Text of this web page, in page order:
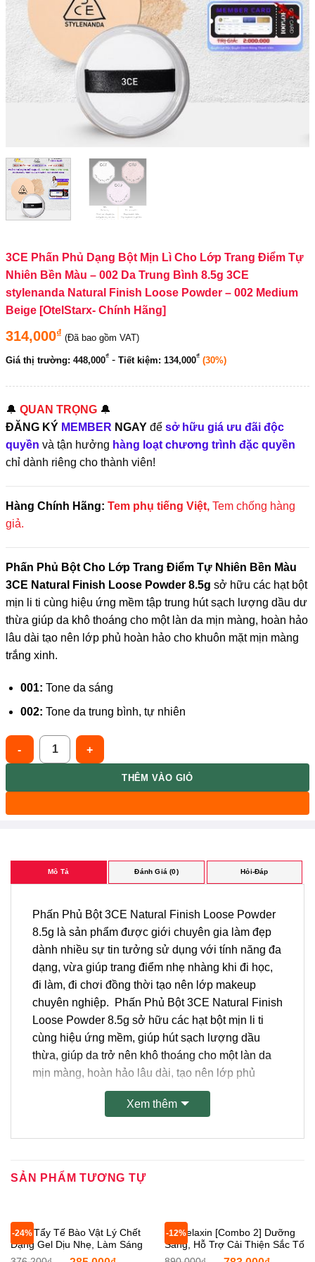
3CE Phấn Phủ Dạng Bột Mịn Lì Cho Lớp Trang Điểm Tự
Nhiên Bền Màu – 002 Da Trung Bình 8.5g 3CE
stylenanda Natural Finish Loose Powder – 002 Medium
Beige [OtelStarx- Chính Hãng]
314,000₫ (Đã bao gồm VAT)
Giá thị trường: 448,000₫ - Tiết kiệm: 134,000₫ (30%)
🔔 QUAN TRỌNG 🔔
ĐĂNG KÝ MEMBER NGAY để sở hữu giá ưu đãi độc
quyền và tận hưởng hàng loạt chương trình đặc quyền
chỉ dành riêng cho thành viên!
Hàng Chính Hãng: Tem phụ tiếng Việt, Tem chống hàng
giả.
Phấn Phủ Bột Cho Lớp Trang Điểm Tự Nhiên Bền Màu
3CE Natural Finish Loose Powder 8.5g sở hữu các hạt bột
mịn li ti cùng hiệu ứng mềm tập trung hút sạch lượng dầu dư
thừa giúp da khô thoáng cho một làn da mịn màng, hoàn hảo
lâu dài tạo nên lớp phủ hoàn hảo cho khuôn mặt mịn màng
trắng xinh.
001: Tone da sáng
002: Tone da trung bình, tự nhiên
3CE Phấn Phủ Dạng Bột Mịn Lì Cho Lớp Trang Điểm Tự Nhiên
THÊM VÀO GIỎ
Mô Tả Đánh Giá (0) Hỏi-Đáp
Phấn Phủ Bột 3CE Natural Finish Loose Powder
8.5g là sản phẩm được giới chuyên gia làm đẹp
dành nhiều sự tin tưởng sử dụng với tính năng đa
dạng, vừa giúp trang điểm nhẹ nhàng khi đi học,
đi làm, đi chơi đồng thời tạo nên lớp makeup
chuyên nghiệp. Phấn Phủ Bột 3CE Natural Finish
Loose Powder 8.5g sở hữu các hạt bột mịn li ti
cùng hiệu ứng mềm, giúp hút sạch lượng dầu
thừa, giúp da trở nên khô thoáng cho một làn da
mịn màng, hoàn hảo lâu dài, tạo nên lớp phủ
hoàn hảo khiến gương mặt xinh xắn, rạng rỡ
Thành phần
Phấn Phủ Bột 3CE Natural Finish Loose Powder
: Giúp hút lượng dầu thừa trên da đồng
thời giữ lớp trang điểm lâu trôi theo thời gian.
Xem thêm
SẢN PHẨM TƯƠNG TỰ
-24%
Dr.G Tẩy Tế Bào Vật Lý Chết
Dạng Gel Dịu Nhẹ, Làm Sáng
Da 120g. drg Brightening
-12%
Dr Melaxin [Combo 2] Dưỡng
Sáng, Hỗ Trợ Cải Thiện Sắc Tố
Nám Thâm Sạm, Tàn Nhang